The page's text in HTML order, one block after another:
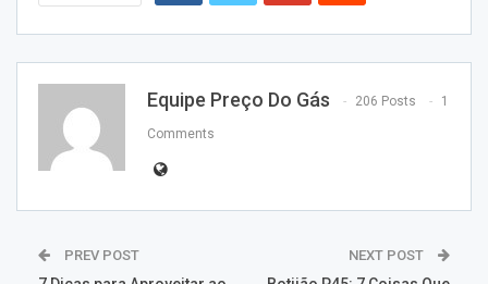
Equipe Preço Do Gás 206 Posts 1
Comments
PREV POST NEXT POST